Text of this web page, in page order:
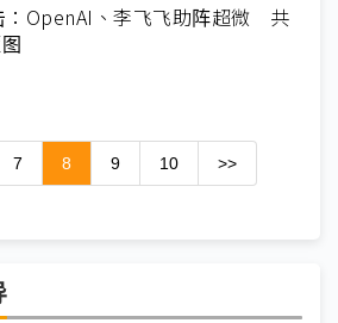
：OpenAI、李飞飞助阵超微 共
7 8 9 10 >>